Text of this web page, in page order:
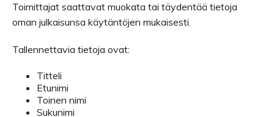
Toimittajat saattavat muokata tai täydentää tietoja
oman julkaisunsa käytäntöjen mukaisesti.
Tallennettavia tietoja ovat:
Titteli
Etunimi
Toinen nimi
Sukunimi